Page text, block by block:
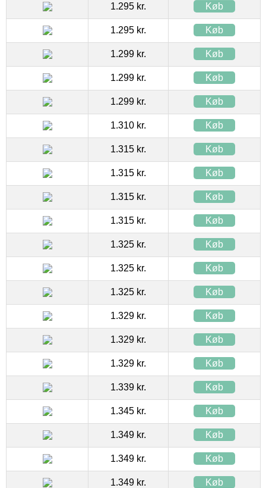
1.295 kr. Køb
1.295 kr. Køb
1.299 kr. Køb
1.299 kr. Køb
1.299 kr. Køb
1.310 kr. Køb
1.315 kr. Køb
1.315 kr. Køb
1.315 kr. Køb
1.315 kr. Køb
1.325 kr. Køb
1.325 kr. Køb
1.325 kr. Køb
1.329 kr. Køb
1.329 kr. Køb
1.329 kr. Køb
1.339 kr. Køb
1.345 kr. Køb
1.349 kr. Køb
1.349 kr. Køb
1.349 kr. Køb